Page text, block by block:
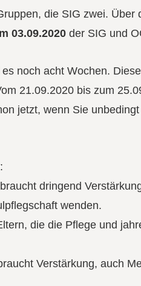
die SIG zwei.
03.09.2020 der SIG und
noch acht Wochen.
21.09.2020 bis zum
jetzt, wenn Sie
dringend
wenden.
die die Pflege und
Verstärkung, auch